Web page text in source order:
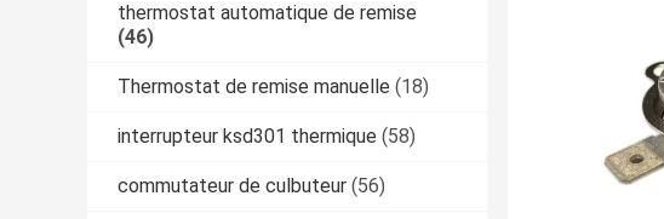
thermostat automatique de remise
(46)
Thermostat de remise manuelle (18)
interrupteur ksd301 thermique (58)
commutateur de culbuteur (56)